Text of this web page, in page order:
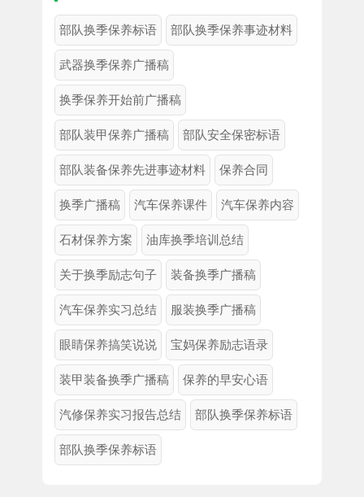
部队换季保养标语 部队换季保养事迹材料
武器换季保养广播稿
换季保养开始前广播稿
部队装甲保养广播稿 部队安全保密标语
部队装备保养先进事迹材料 保养合同
换季广播稿 汽车保养课件 汽车保养内容
石材保养方案 油库换季培训总结
关于换季励志句子 装备换季广播稿
汽车保养实习总结 服装换季广播稿
眼睛保养搞笑说说 宝妈保养励志语录
装甲装备换季广播稿 保养的早安心语
汽修保养实习报告总结 部队换季保养标语
部队换季保养标语